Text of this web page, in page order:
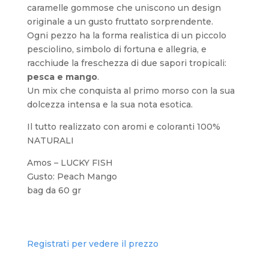
caramelle gommose che uniscono un design
originale a un gusto fruttato sorprendente.
Ogni pezzo ha la forma realistica di un piccolo
pesciolino, simbolo di fortuna e allegria, e
racchiude la freschezza di due sapori tropicali:
pesca e mango.
Un mix che conquista al primo morso con la sua
dolcezza intensa e la sua nota esotica.
Il tutto realizzato con aromi e coloranti 100%
NATURALI
Amos – LUCKY FISH
Gusto: Peach Mango
bag da 60 gr
Registrati per vedere il prezzo